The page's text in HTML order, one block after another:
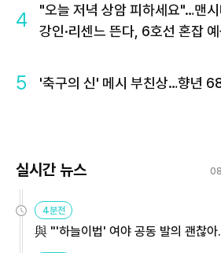
4
"오늘 저녁 상암 피하세요"…맨시
강인·리센느 뜬다, 6호선 혼잡
5 '축구의 신' 메시 부친상…향년
실시간 뉴스
4분전
與 "'하늘이법' 여야 공동 발의 괜찮